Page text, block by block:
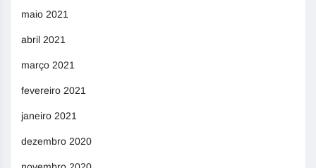
maio 2021
abril 2021
março 2021
fevereiro 2021
janeiro 2021
dezembro 2020